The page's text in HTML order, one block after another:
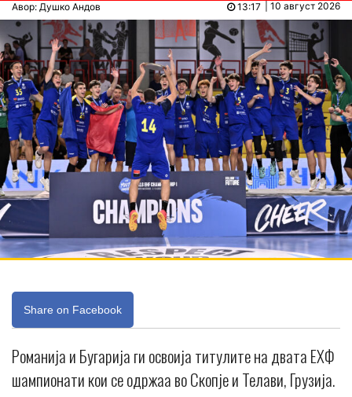
Авор: Душко Андов | 10 август 2026
13:17
Share on Facebook
Романија и Бугарија ги освоија титулите на двата ЕХФ
шампионати кои се одржаа во Скопје и Телави, Грузија.